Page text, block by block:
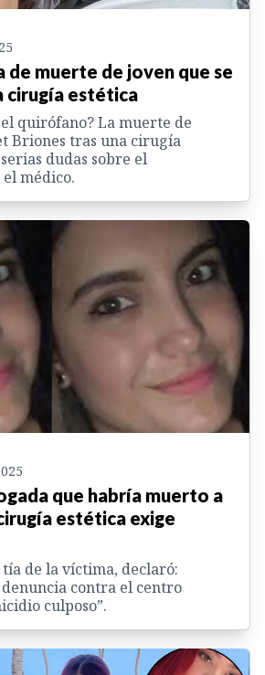
de muerte de joven que se
cirugía estética
quirófano? La muerte de
Briones tras una cirugía
dudas sobre el
médico.
que habría muerto a
estética exige
de la víctima, declaró:
denuncia contra el centro
culposo”.